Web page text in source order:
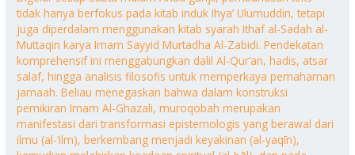
tidak hanya berfokus pada kitab induk Ihya’ Ulumuddin, tetapi
juga diperdalam menggunakan kitab syarah Ithaf al-Sadah al-
Muttaqin karya Imam Sayyid Murtadha Al-Zabidi. Pendekatan
komprehensif ini menggabungkan dalil Al-Qur’an, hadis, atsar
salaf, hingga analisis filosofis untuk memperkaya pemahaman
jamaah. Beliau menegaskan bahwa dalam konstruksi
pemikiran Imam Al-Ghazali, muroqobah merupakan
manifestasi dari transformasi epistemologis yang berawal dari
ilmu (al-‘ilm), berkembang menjadi keyakinan (al-yaqīn),